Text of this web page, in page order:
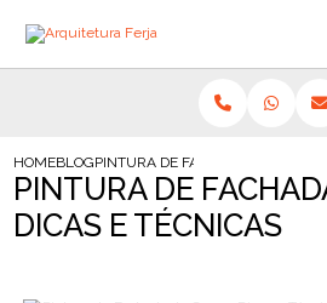
HOMEBLOGPINTURA DE FACHADA DE CASAS:
PINTURA DE
DICAS E TÉCNICAS